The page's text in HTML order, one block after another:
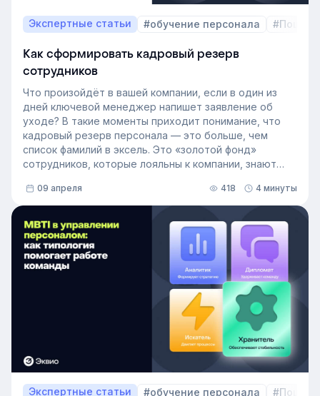
Экспертные статьи #обучение персонала
Как сформировать кадровый резерв
сотрудников
Что произойдёт в вашей компании, если в один из
дней ключевой менеджер напишет заявление об
уходе? В такие моменты приходит понимание, что
кадровый резерв персонала — это больше, чем
список фамилий в эксель. Это «золотой фонд»
сотрудников, которые лояльны к компании, знают
освободившуюся должность. Не у каждой компании
есть такой документ, потому что собирать его
вручную — трудоёмкая задача. Однако с приходом
автоматизации формирование кадрового запаса
перестало требовать большого ресурса. Теперь это
важный инструмент для любой компании, которая не
хочет зависеть от капризов рынка труда. В статье
разберёмся, как выстроить процесс формирование
кадрового резерва с помощью современных
09 апреля 418 4 минуты
Экспертные статьи #обучение персонала